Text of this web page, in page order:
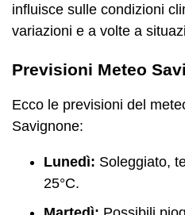
influisce sulle condizioni
variazioni e a volte a
Previsioni Meteo
Ecco le previsioni del
Savignone:
Lunedì: Soleggiato,
25°C.